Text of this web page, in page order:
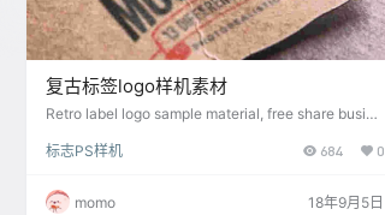
复古标签logo样机素材
Retro label logo sample material, free share busine
pe and other free PSD prototype material model.
标志PS样机 684 0
momo 18年9月5日